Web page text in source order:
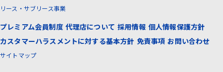
リース・サブリース事業
プレミアム会員制度 代理店について 採用情報 個人情報保護方針
カスタマーハラスメントに対する基本方針 免責事項 お問い合わせ
サイトマップ